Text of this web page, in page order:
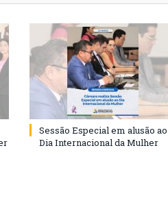
Sessão Especial em alusão ao
Dia Internacional da Mulher